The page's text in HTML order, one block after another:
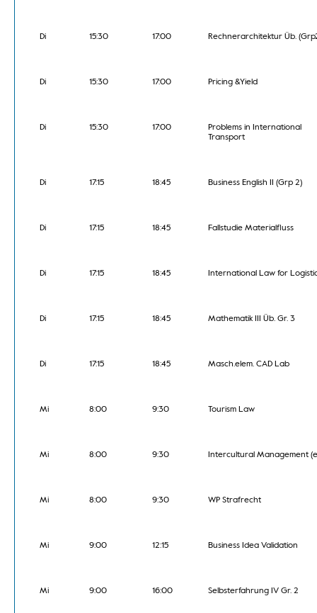
Di 15:30 17:00 Rechnerarchitektur Üb.
Di 15:30 17:00 Pricing &Yield
Di 15:30 17:00
Problems in International
Transport
Di 17:15 18:45 Business English II (Grp 2)
Di 17:15 18:45 Fallstudie Materialfluss
Di 17:15 18:45 International Law for
Di 17:15 18:45 Mathematik III Üb. Gr. 3
Di 17:15 18:45 Masch.elem. CAD Lab
Mi 8:00 9:30 Tourism Law
Mi 8:00 9:30 Intercultural Management
Mi 8:00 9:30 WP Strafrecht
Mi 9:00 12:15 Business Idea Validation
Mi 9:00 16:00 Selbsterfahrung IV Gr. 2